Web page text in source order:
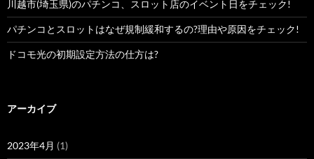
川越市(埼玉県)のパチンコ、スロット店のイベント日をチェック!
パチンコとスロットはなぜ規制緩和するの?理由や原因をチェック!
ドコモ光の初期設定方法の仕方は?
アーカイブ
2023年4月 (1)